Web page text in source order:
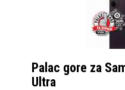
Palac gore za
Ultra